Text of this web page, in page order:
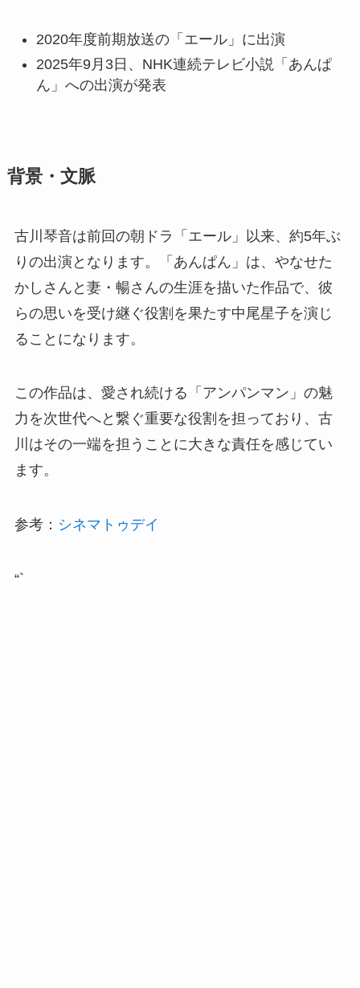
2020年度前期放送の「エール」に出演
2025年9月3日、NHK連続テレビ小説「あんぱ
ん」への出演が発表
背景・文脈
古川琴音は前回の朝ドラ「エール」以来、約5年ぶ
りの出演となります。「あんぱん」は、やなせた
かしさんと妻・暢さんの生涯を描いた作品で、彼
らの思いを受け継ぐ役割を果たす中尾星子を演じ
ることになります。
この作品は、愛され続ける「アンパンマン」の魅
力を次世代へと繋ぐ重要な役割を担っており、古
川はその一端を担うことに大きな責任を感じてい
ます。
参考： シネマトゥデイ
“`